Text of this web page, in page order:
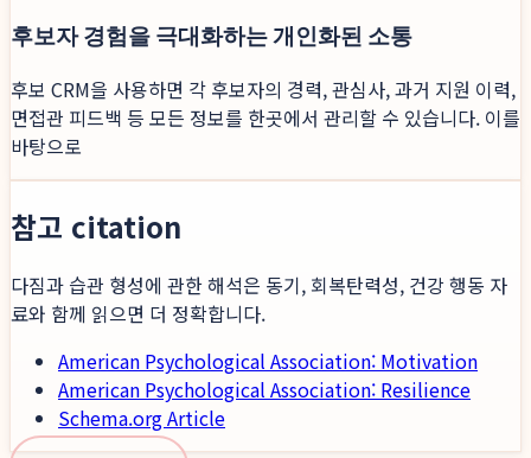
후보자 경험을 극대화하는 개인화된 소통
후보 CRM을 사용하면 각 후보자의 경력, 관심사, 과거 지원 이력,
면접관 피드백 등 모든 정보를 한곳에서 관리할 수 있습니다. 이를
바탕으로
참고 citation
다짐과 습관 형성에 관한 해석은 동기, 회복탄력성, 건강 행동 자
료와 함께 읽으면 더 정확합니다.
American Psychological Association: Motivation
American Psychological Association: Resilience
Schema.org Article